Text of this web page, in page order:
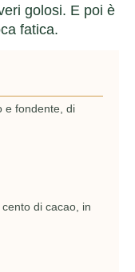
golosi. E poi è
fatica.
e fondente, di
di cacao, in